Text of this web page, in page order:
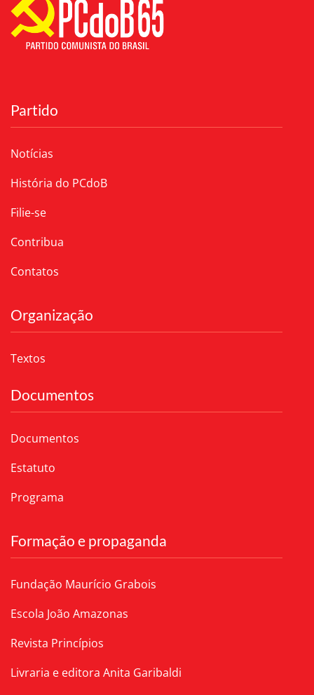
Partido
Notícias
História do PCdoB
Filie-se
Contribua
Contatos
Organização
Textos
Documentos
Documentos
Estatuto
Programa
Formação e propaganda
Fundação Maurício Grabois
Escola João Amazonas
Revista Princípios
Livraria e editora Anita Garibaldi